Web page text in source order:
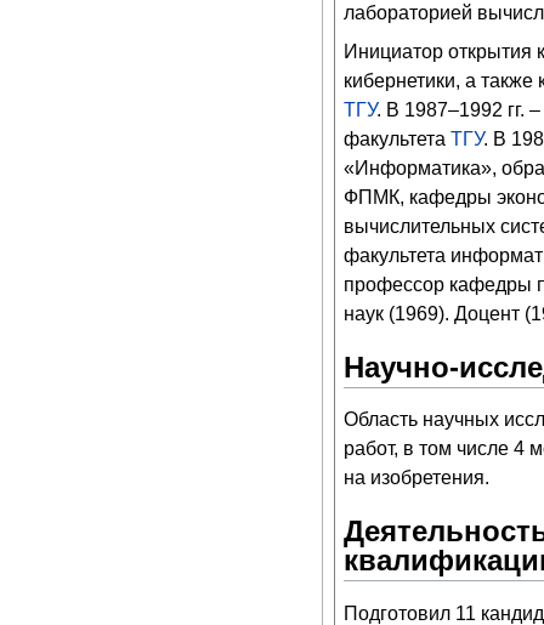
лабораторией
Инициатор открытия
кибернетики, а
ТГУ. В 1987–1992 гг.
факультета ТГУ. В
«Информатика»,
ФПМК, кафедры
вычислительных
факультета
профессор кафедры
наук (1969). Доцент
Научно-
Область научных
работ, в том числе 4
на изобретения.
Подготовил 11